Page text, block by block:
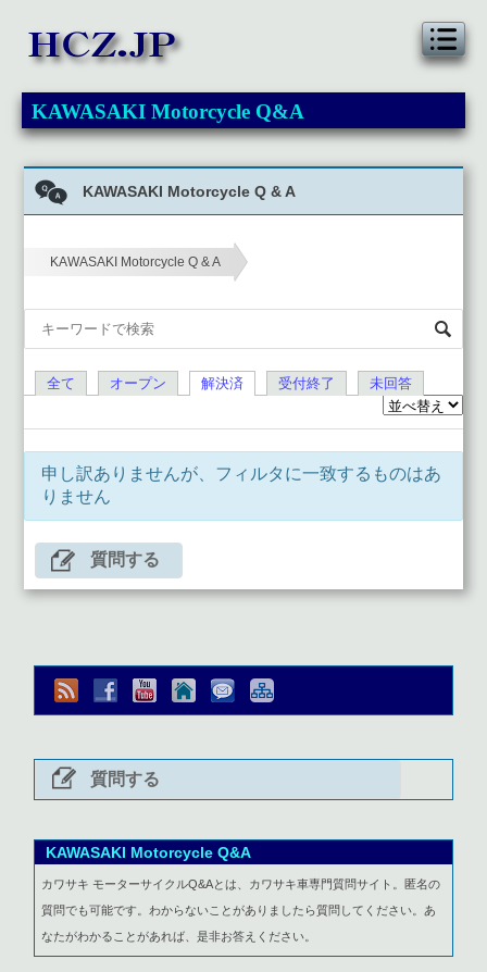
KAWASAKI Motorcycle Q&A
KAWASAKI Motorcycle Q & A
KAWASAKI Motorcycle Q & A
全て オープン 解決済 受付終了 未回答
申し訳ありませんが、フィルタに一致するものはあ
りません
質問する
質問する
KAWASAKI Motorcycle Q&A
カワサキ モーターサイクルQ&Aとは、カワサキ車専門質問サイト。匿名の
質問でも可能です。わからないことがありましたら質問してください。あ
なたがわかることがあれば、是非お答えください。